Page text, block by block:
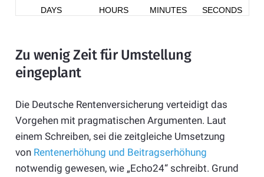
Zu wenig Zeit für Umstellung
eingeplant
Die Deutsche Rentenversicherung verteidigt das
Vorgehen mit pragmatischen Argumenten. Laut
einem Schreiben, sei die zeitgleiche Umsetzung
von Rentenerhöhung und Beitragserhöhung
notwendig gewesen, wie „Echo24“ schreibt. Grund